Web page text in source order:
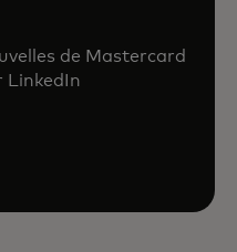
de Mastercard
LinkedIn